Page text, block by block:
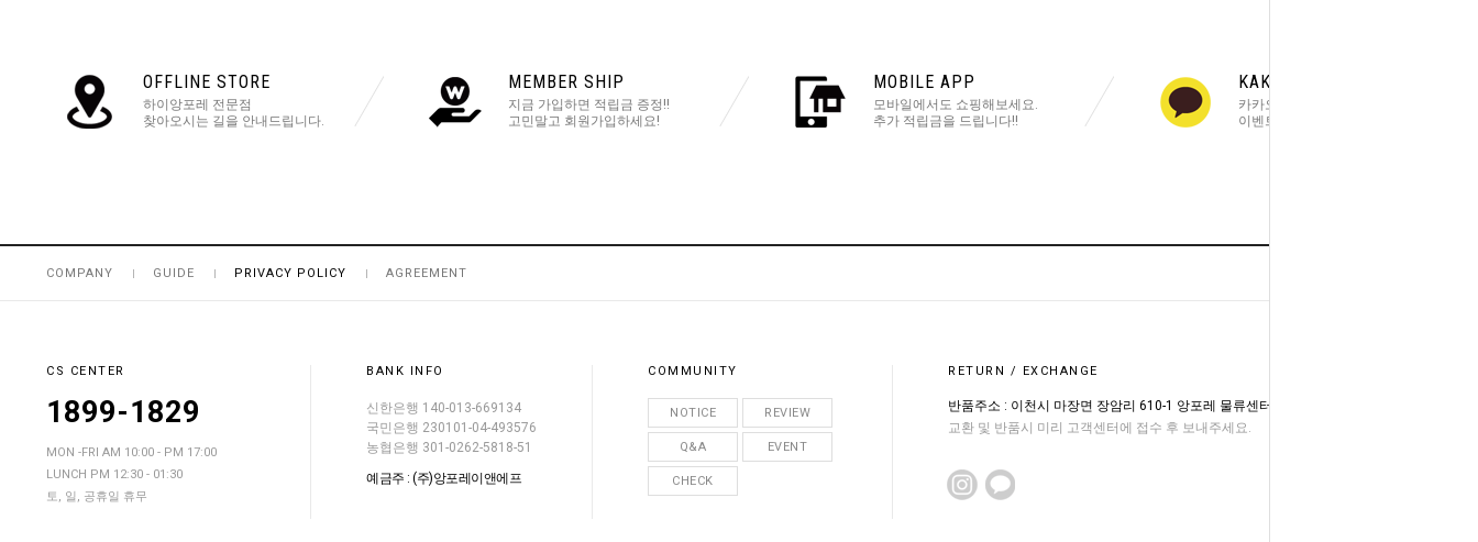
OFFLINE STORE
하이앙포레 전문점
찾아오시는 길을 안내드립니다.
MEMBER SHIP
지금 가입하면 적립금 증정!!
고민말고 회원가입하세요!
MOBILE APP
모바일에서도 쇼핑해보세요.
추가 적립금을 드립니다!!
KAKAOTALK PLUS
카카오톡 친구추가 해주세요!
이벤트 소식을 빠르게 알려드려요!
COMPANY GUIDE PRIVACY POLICY AGREEMENT
CS CENTER
1899-1829
MON -FRI AM 10:00 - PM 17:00
LUNCH PM 12:30 - 01:30
토, 일, 공휴일 휴무
BANK INFO
신한은행 140-013-669134
국민은행 230101-04-493576
농협은행 301-0262-5818-51
예금주 : (주)앙포레이앤에프
COMMUNITY
NOTICE REVIEW
Q&A EVENT
CHECK
RETURN / EXCHANGE
반품주소 : 이천시 마장면 장암리 610-1 앙포레 물류센터
교환 및 반품시 미리 고객센터에 접수 후 보내주세요.